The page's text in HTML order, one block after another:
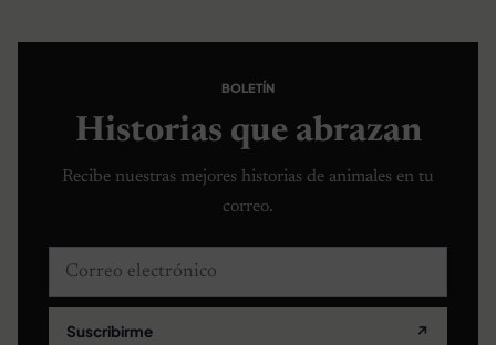
BOLETÍN
Historias que abrazan
Recibe nuestras mejores historias de animales en tu
correo.
Correo electrónico
Suscribirme ↗